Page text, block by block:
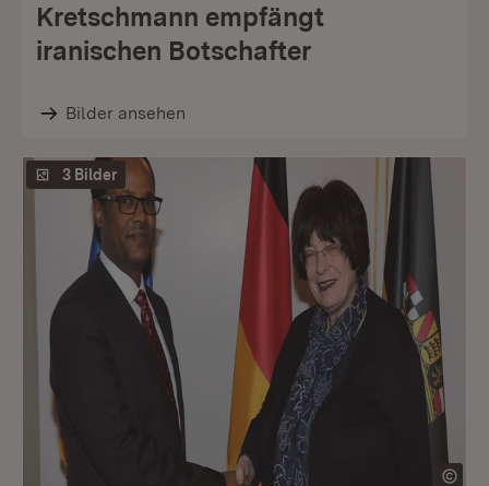
Kretschmann empfängt
iranischen Botschafter
Bilder ansehen
3 Bilder